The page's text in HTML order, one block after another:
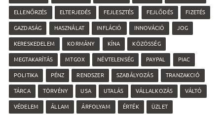
ELLENŐRZÉS ELTERJEDÉS FEJLESZTÉS FEJLŐDÉS FIZETÉS
GAZDASÁG HASZNÁLAT INFLÁCIÓ INNOVÁCIÓ JOG
KERESKEDELEM KORMÁNY KÍNA KÖZÖSSÉG
MEGTAKARÍTÁS MTGOX NÉVTELENSÉG PAYPAL PIAC
POLITIKA PÉNZ RENDSZER SZABÁLYOZÁS TRANZAKCIÓ
TÁRCA TÖRVÉNY USA UTALÁS VÁLLALKOZÁS VÁLTÓ
VÉDELEM ÁLLAM ÁRFOLYAM ÉRTÉK ÜZLET